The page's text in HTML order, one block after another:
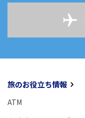
旅のお役立ち情報
ATM